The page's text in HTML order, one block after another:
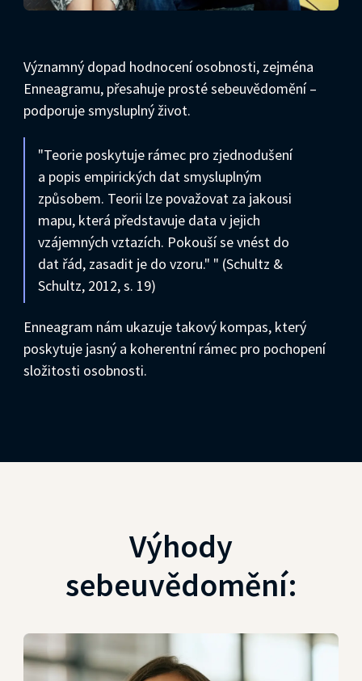
Významný dopad hodnocení osobnosti, zejména
Enneagramu, přesahuje prosté sebeuvědomění –
podporuje smysluplný život.
"Teorie poskytuje rámec pro zjednodušení
a popis empirických dat smysluplným
způsobem. Teorii lze považovat za jakousi
mapu, která představuje data v jejich
vzájemných vztazích. Pokouší se vnést do
dat řád, zasadit je do vzoru." " (Schultz &
Schultz, 2012, s. 19)
Enneagram nám ukazuje takový kompas, který
poskytuje jasný a koherentní rámec pro pochopení
složitosti osobnosti.
Výhody
sebeuvědomění: